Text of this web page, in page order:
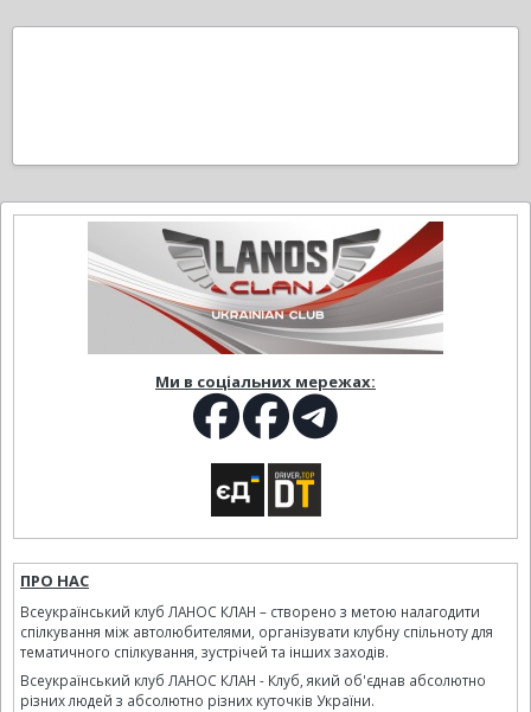
Ми в соціальних мережах:
ПРО НАС
Всеукраїнський клуб ЛАНОС КЛАН – створено з метою налагодити
спілкування між автолюбителями, організувати клубну спільноту для
тематичного спілкування, зустрічей та інших заходів.
Всеукраїнський клуб ЛАНОС КЛАН - Клуб, який об'єднав абсолютно
різних людей з абсолютно різних куточків України.